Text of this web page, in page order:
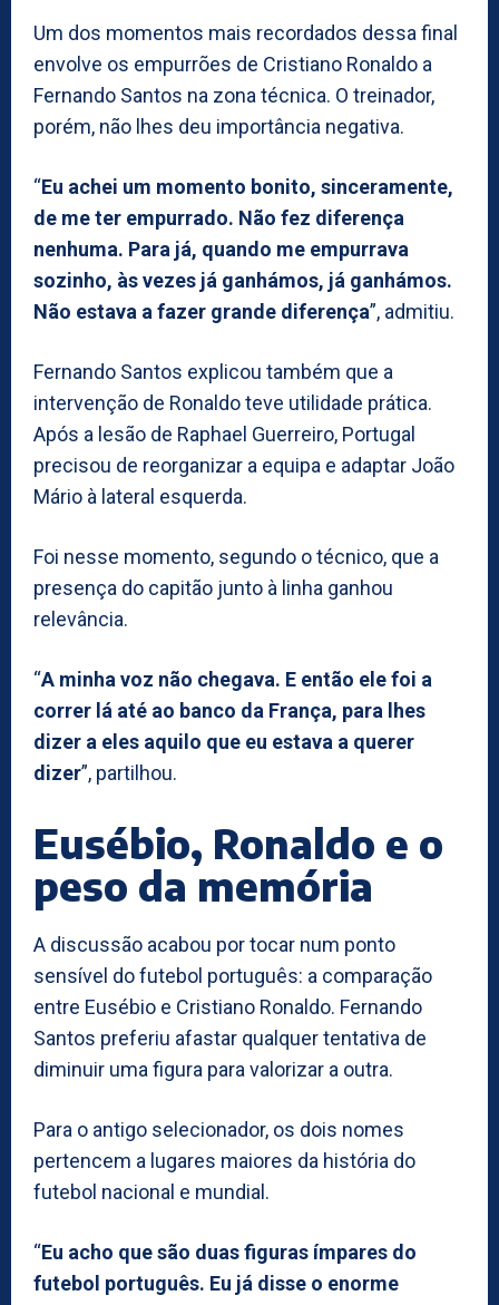
Um dos momentos mais recordados dessa final
envolve os empurrões de Cristiano Ronaldo a
Fernando Santos na zona técnica. O treinador,
porém, não lhes deu importância negativa.
“Eu achei um momento bonito, sinceramente,
de me ter empurrado. Não fez diferença
nenhuma. Para já, quando me empurrava
sozinho, às vezes já ganhámos, já ganhámos.
Não estava a fazer grande diferença”, admitiu.
Fernando Santos explicou também que a
intervenção de Ronaldo teve utilidade prática.
Após a lesão de Raphael Guerreiro, Portugal
precisou de reorganizar a equipa e adaptar João
Mário à lateral esquerda.
Foi nesse momento, segundo o técnico, que a
presença do capitão junto à linha ganhou
relevância.
“A minha voz não chegava. E então ele foi a
correr lá até ao banco da França, para lhes
dizer a eles aquilo que eu estava a querer
dizer”, partilhou.
Eusébio, Ronaldo e o
peso da memória
A discussão acabou por tocar num ponto
sensível do futebol português: a comparação
entre Eusébio e Cristiano Ronaldo. Fernando
Santos preferiu afastar qualquer tentativa de
diminuir uma figura para valorizar a outra.
Para o antigo selecionador, os dois nomes
pertencem a lugares maiores da história do
futebol nacional e mundial.
“Eu acho que são duas figuras ímpares do
futebol português. Eu já disse o enorme